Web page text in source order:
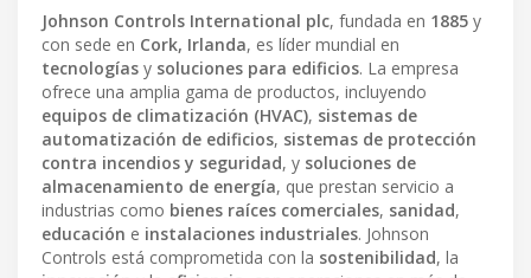
Johnson Controls International plc, fundada en 1885 y
con sede en Cork, Irlanda, es líder mundial en
tecnologías y soluciones para edificios. La empresa
ofrece una amplia gama de productos, incluyendo
equipos de climatización (HVAC), sistemas de
automatización de edificios, sistemas de protección
contra incendios y seguridad, y soluciones de
almacenamiento de energía, que prestan servicio a
industrias como bienes raíces comerciales, sanidad,
educación e instalaciones industriales. Johnson
Controls está comprometida con la sostenibilidad, la